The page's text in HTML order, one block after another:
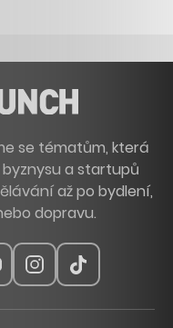
se tématům, která
a startupů
až po bydlení,
dopravu.